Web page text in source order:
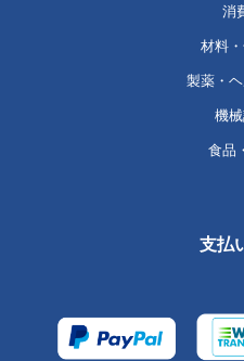
消
材料
製薬・
機
食品
支払